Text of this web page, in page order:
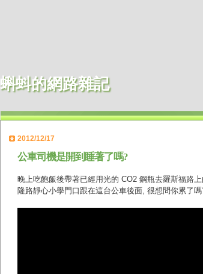
蝌蚪的網路雜記
2012/12/17
公車司機是開到睡著了嗎?
晚上吃飽飯後帶著已經用光的 CO2 鋼瓶去羅斯福路
隆路靜心小學門口跟在這台公車後面, 很想問你累了